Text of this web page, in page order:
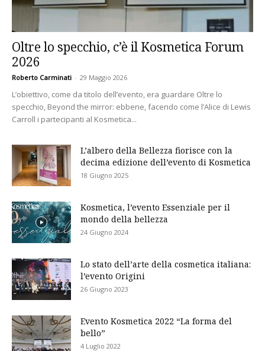
Oltre lo specchio, c’è il Kosmetica Forum
2026
Roberto Carminati - 29 Maggio 2026
L’obiettivo, come da titolo dell’evento, era guardare Oltre lo
specchio, Beyond the mirror: ebbene, facendo come l’Alice di Lewis
Carroll i partecipanti al Kosmetica...
L’albero della Bellezza fiorisce con la
decima edizione dell’evento di Kosmetica
18 Giugno 2025
Kosmetica, l’evento Essenziale per il
mondo della bellezza
24 Giugno 2024
Lo stato dell’arte della cosmetica italiana:
l’evento Origini
26 Giugno 2023
Evento Kosmetica 2022 “La forma del
bello”
4 Luglio 2022